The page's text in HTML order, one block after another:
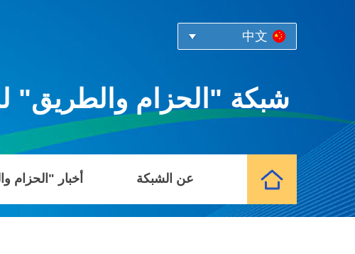
中文
شبكة "الحزام والطريق"
عن الشبكة أخبار "الحزام